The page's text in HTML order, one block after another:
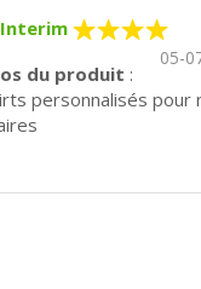
Interim
05-
du produit :
personnalisés pour